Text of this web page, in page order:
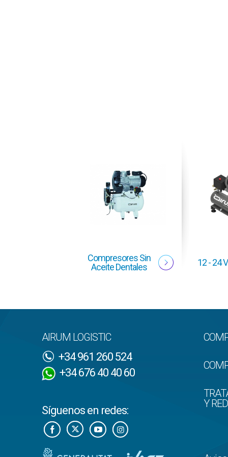
Compresores Sin
Aceite Dentales
12 - 24
AIRUM LOGISTIC
+34 961 260 524
+34 676 40 40 60
Síguenos en redes:
Y